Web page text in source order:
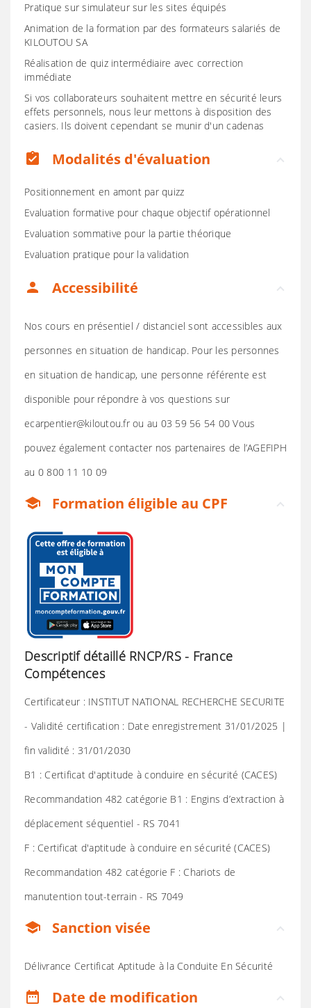
Pratique sur simulateur sur les sites équipés
Animation de la formation par des formateurs salariés de
KILOUTOU SA
Réalisation de quiz intermédiaire avec correction
immédiate
Si vos collaborateurs souhaitent mettre en sécurité leurs
effets personnels, nous leur mettons à disposition des
casiers. Ils doivent cependant se munir d'un cadenas
assignment_turned_in Modalités d'évaluation
Positionnement en amont par quizz
Evaluation formative pour chaque objectif opérationnel
Evaluation sommative pour la partie théorique
Evaluation pratique pour la validation
person Accessibilité
Nos cours en présentiel / distanciel sont accessibles aux
personnes en situation de handicap. Pour les personnes
en situation de handicap, une personne référente est
disponible pour répondre à vos questions sur
ecarpentier@kiloutou.fr ou au 03 59 56 54 00 Vous
pouvez également contacter nos partenaires de l’AGEFIPH
au 0 800 11 10 09
school Formation éligible au CPF
Descriptif détaillé RNCP/RS - France
Compétences
Certificateur : INSTITUT NATIONAL RECHERCHE SECURITE
- Validité certification : Date enregistrement 31/01/2025 |
fin validité : 31/01/2030
B1 : Certificat d'aptitude à conduire en sécurité (CACES)
Recommandation 482 catégorie B1 : Engins d’extraction à
déplacement séquentiel - RS 7041
F : Certificat d'aptitude à conduire en sécurité (CACES)
Recommandation 482 catégorie F : Chariots de
manutention tout-terrain - RS 7049
school Sanction visée
Délivrance Certificat Aptitude à la Conduite En Sécurité
date_range Date de modification